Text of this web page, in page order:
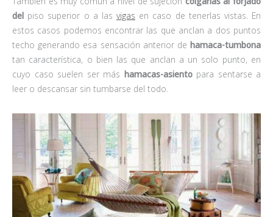
del piso superior o a las vigas en caso de tenerlas vistas. En
estos casos podemos encontrar las que anclan a dos puntos
techo generando esa sensación anterior de hamaca-tumbona
tan característica, o bien las que anclan a un solo punto, en
cuyo caso suelen ser más hamacas-asientopara sentarse a
leer o descansar sin tumbarse del todo.